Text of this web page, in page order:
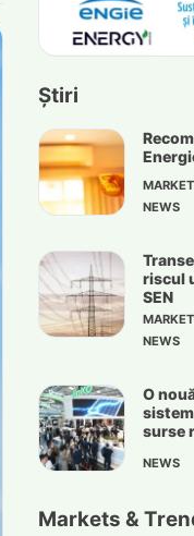
Știri
NEWS
riscul
SEN
NEWS
O
surse
NEWS
Markets &